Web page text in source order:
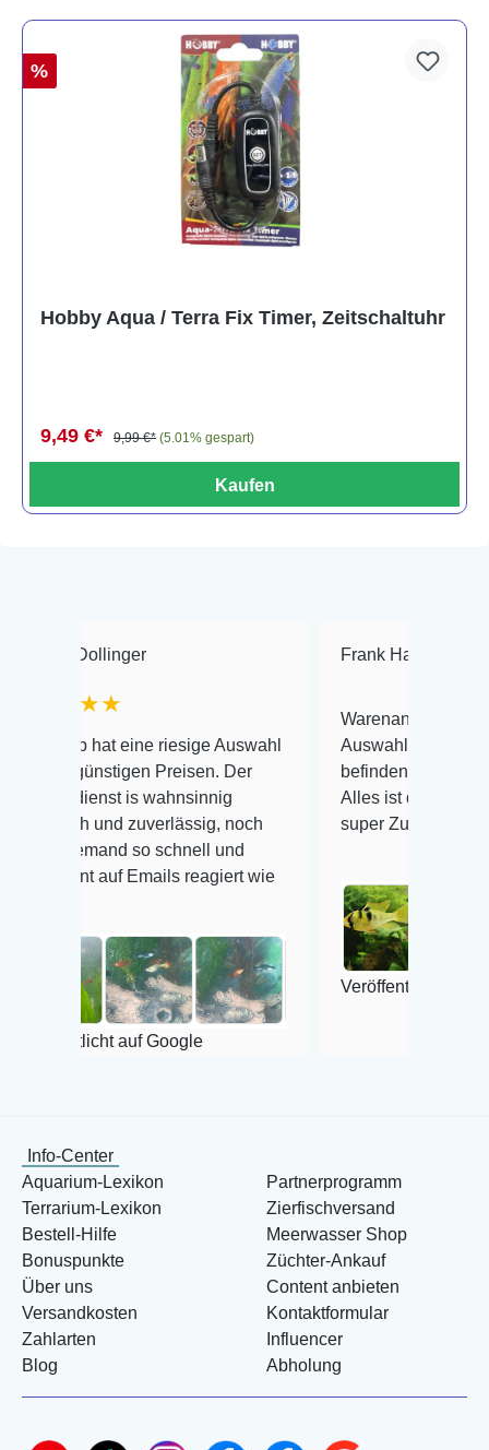
%
Hobby Aqua / Terra Fix Timer, Zeitschaltuhr
9,49 €* 9,99 €* (5.01% gespart)
Kaufen
eine riesige Auswahl
Preisen. Der
is wahnsinnig
zuverlässig, noch
so schnell und
Emails reagiert wie
auf Google
Frank Hackmayer
Warenanlieferung Top und die
Auswahl plus gesundheitliches
befinden der Fische
Alles ist quick lebendig und im
super Zustand. Gerne wieder
Veröffentlicht auf Google
Info-Center
Aquarium-Lexikon
Terrarium-Lexikon
Bestell-Hilfe
Bonuspunkte
Über uns
Versandkosten
Zahlarten
Blog
Partnerprogramm
Zierfischversand
Meerwasser Shop
Züchter-Ankauf
Content anbieten
Kontaktformular
Influencer
Abholung